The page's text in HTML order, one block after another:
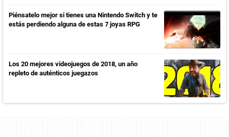
Piénsatelo mejor si tienes una Nintendo Switch y te
estás perdiendo alguna de estas 7 joyas RPG
Los 20 mejores videojuegos de 2018, un año
repleto de auténticos juegazos